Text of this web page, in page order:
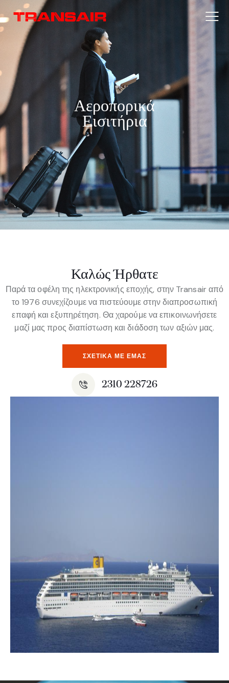
Αεροπορικά
Εισιτήρια
Καλώς Ήρθατε
Παρά τα οφέλη της ηλεκτρονικής εποχής, στην Transair από
το 1976 συνεχίζουμε να πιστεύουμε στην διαπροσωπική
επαφή και εξυπηρέτηση. Θα χαρούμε να επικοινωνήσετε
μαζί μας προς διαπίστωση και διάδοση των αξιών μας.
ΣΧΕΤΙΚΆ ΜΕ ΕΜΆΣ
2310 228726